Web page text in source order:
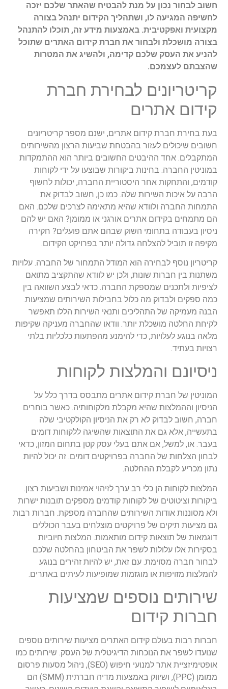
חשוב לבחור נכון על מנת להבטיח שהאתר שלכם יזכה
לחשיפה המגיעה לו, ושתהליך הקידום יתנהל בצורה
מקצועית ואפקטיבית. באמצעות מידע זה, תוכלו להתנהל
בצורה מושכלת ולבחור את חברת קידום האתרים שתוכל
להניע את העסק שלכם קדימה, ולהשיג את המטרות
שהצבתם לעצמכם.
קריטריונים לבחירת חברת
קידום אתרים
בעת בחירת חברת קידום אתרים, ישנם מספר קריטריונים
חשובים שיכולים לעזור בהבטחת שביעות הרצון מהשירותים
המתקבלים. אחד ההיבטים החשובים ביותר הוא ההתמקדות
במוניטין החברה. בחינות ביקורות שבוצעו על ידי לקוחות
קודמים, והתחקות אחר היסטוריית החברה, יכולות לחשוף
הרבה על איכות השירות שלה. כמו כן, חשוב לבדוק את
התמחות החברה ולוודא שהיא מתאימה לצרכים שלכם. האם
הם מתמחים בקידום אתרים אורגני או ממומן? האם יש להם
ניסיון בעבודה בתחומי השוק שבהם אתם פועלים? חקירה
מקיפה זו תוביל להצלחה גדולה יותר בפרויקט הקידום.
קריטריון נוסף לבחירה הוא המודל התמחור של החברה. עלויות
משתנות בין חברות שונות, ולכן יש לוודא שהתקציב מתואם
לציפיות ולתכנים שמספקת החברה. כדאי לבצע השוואה בין
כמה ספקים ולבדוק מה כלול בחבילות השירותים שמציעות.
הבנה מעמיקה של התהליכים ותנאי השירות הללו תאפשר
לקיחת החלטה מושכלת יותר. וודאו שהחברה מעניקה שקיפות
מלאה בנוגע לעלויות, כדי להימנע מהפתעות כלכליות בלתי
רצויות בעתיד.
ניסיונם והמלצות לקוחות
המוניטין של חברת קידום אתרים מתבסס בדרך כלל על
הניסיון וההמלצות שהיא מקבלת מלקוחותיה. כאשר בוחרים
חברה, חשוב לבדוק לא רק את הניסיון הקולקטיבי שלה
בתעשייה, אלא גם את התוצאות שהשיגה ללקוחות דומים
בעבר. או, למשל, אם אתם בעלי עסק קטן בתחום המזון, כדאי
לבחון הצלחות של החברה בפרויקטים דומים. זה יכול להיות
נתון מכריע לקבלת ההחלטה.
המלצות לקוחות הן כלי רב ערך לזיהוי אמינות ושביעות רצון.
ביקורות וציטוטים של לקוחות קודמים מספקים תובנות ישרות
ולא מסוננות אודות השירותים שהחברה מספקת. חברות רבות
גם מציעות תיקים של פרויקטים מוצלחים בעבר הכוללים
דוגמאות של תוצאות קידום מותאמות. המלצות חיוביות
בסקירות אלו עלולות לשפר את הביטחון בהחלטה שלכם
לבחור חברה מסוימת. עם זאת, יש להיות זהירים בנוגע
להמלצות מזויפות או מוגזמות שמופיעות לעיתים באתרים.
שירותים נוספים שמציעות
חברות קידום
חברות רבות בעולם קידום האתרים מציעות שירותים נוספים
שנועדו לשפר את הנוכחות הדיגיטלית של העסק. שירותים כמו
אופטימיזציית אתר למנועי חיפוש (SEO), ניהול מסעות פרסום
ממומן (PPC), ושיווק באמצעות מדיה חברתית (SMM) הם